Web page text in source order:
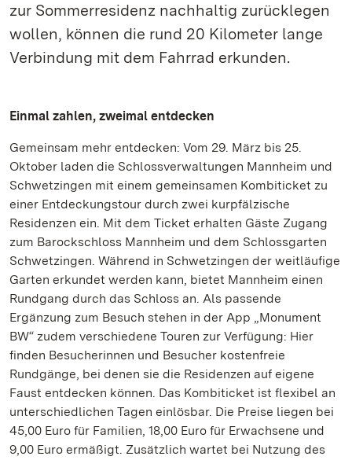
zur Sommerresidenz nachhaltig zurücklegen
wollen, können die rund 20 Kilometer lange
Verbindung mit dem Fahrrad erkunden.
Einmal zahlen, zweimal entdecken
Gemeinsam mehr entdecken: Vom 29. März bis 25.
Oktober laden die Schlossverwaltungen Mannheim und
Schwetzingen mit einem gemeinsamen Kombiticket zu
einer Entdeckungstour durch zwei kurpfälzische
Residenzen ein. Mit dem Ticket erhalten Gäste Zugang
zum Barockschloss Mannheim und dem Schlossgarten
Schwetzingen. Während in Schwetzingen der weitläufige
Garten erkundet werden kann, bietet Mannheim einen
Rundgang durch das Schloss an. Als passende
Ergänzung zum Besuch stehen in der App „Monument
BW“ zudem verschiedene Touren zur Verfügung: Hier
finden Besucherinnen und Besucher kostenfreie
Rundgänge, bei denen sie die Residenzen auf eigene
Faust entdecken können. Das Kombiticket ist flexibel an
unterschiedlichen Tagen einlösbar. Die Preise liegen bei
45,00 Euro für Familien, 18,00 Euro für Erwachsene und
9,00 Euro ermäßigt. Zusätzlich wartet bei Nutzung des